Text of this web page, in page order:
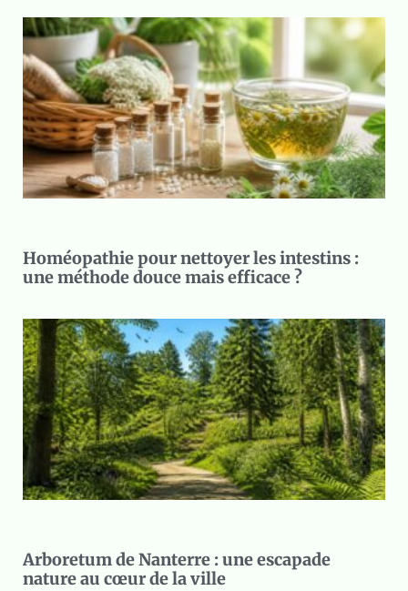
Homéopathie pour nettoyer les intestins :
une méthode douce mais efficace ?
Arboretum de Nanterre : une escapade
nature au cœur de la ville